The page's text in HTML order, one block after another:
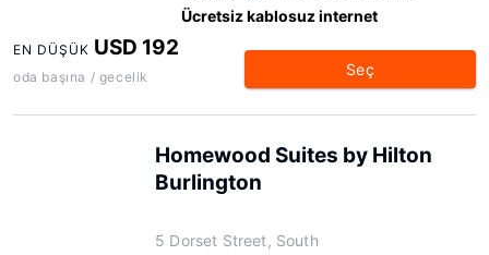
Ücretsiz kablosuz internet
EN DÜŞÜK USD 192
oda başına / gecelik Seç
Homewood Suites by Hilton
Burlington
5 Dorset Street, South